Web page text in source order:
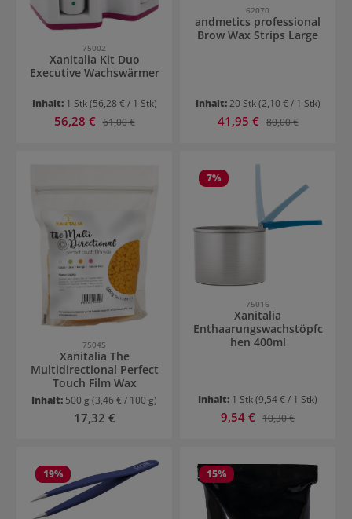
75002
Xanitalia Kit Duo
Executive Wachswärmer
Inhalt: 1 Stk(56,28 € / 1 Stk)
Verkaufspreis:
56,28 € Regulärer Preis:
61,00 €
62070
andmetics professional
Brow Wax Strips Large
Inhalt:20 Stk(2,10 € / 1 Stk)
Verkaufspreis:
41,95 € Regulärer Preis:
80,00 €
75045
Xanitalia The
Multidirectional Perfect
Touch Film Wax
Inhalt: 500 g (3,46 € / 100 g)
Regulärer Preis:
17,32 €
7%
75016
Xanitalia
Enthaarungswachstöpfc
hen 400ml
Inhalt: 1 Stk(9,54 € / 1 Stk)
Verkaufspreis:
9,54 € Regulärer Preis:
10,30 €
19% 15%